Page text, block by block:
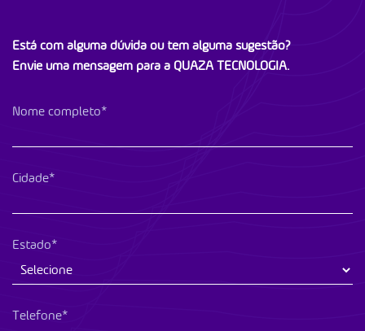
Está com alguma dúvida ou tem alguma sugestão?
Envie uma mensagem para a QUAZA TECNOLOGIA.
Nome completo*
Cidade*
Estado*
Telefone*